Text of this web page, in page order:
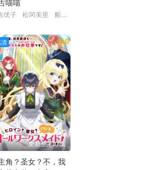
喵喵
优子 松冈美里 船户百合绘 清水彩香 井泽诗织
8.0
更新至第07集
角？圣女？不，我